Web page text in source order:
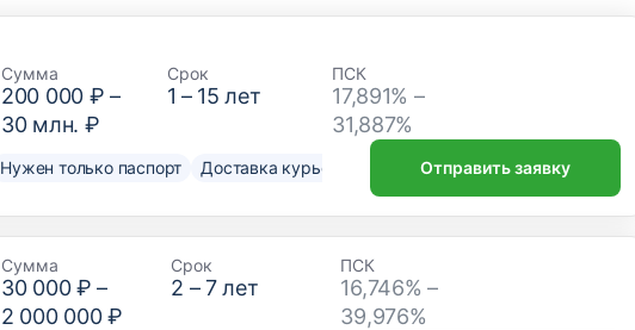
Сумма
200 000 ₽ –
30 млн. ₽
Срок
1 – 15 лет
ПСК
17,891% –
31,887%
Нужен только паспорт Доставка курьером Отправить заявку
Сумма
30 000 ₽ –
2 000 000 ₽
Срок
2 –7лет
ПСК
16,746% –
39,976%